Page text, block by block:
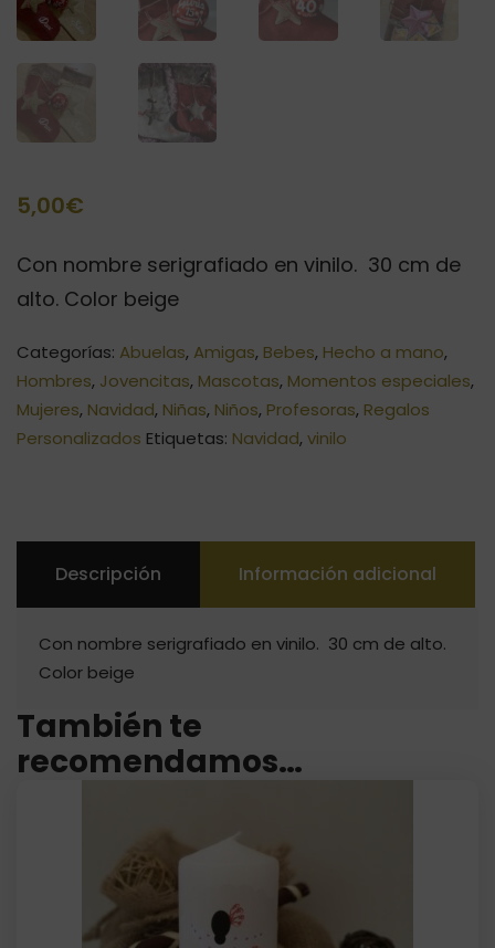
5,00€
Con nombre serigrafiado en vinilo. 30 cm de
alto. Color beige
Categorías: Abuelas, Amigas, Bebes, Hecho a mano,
Hombres, Jovencitas, Mascotas, Momentos especiales,
Mujeres, Navidad, Niñas, Niños, Profesoras, Regalos
Personalizados Etiquetas: Navidad, vinilo
Descripción Información adicional
Con nombre serigrafiado en vinilo. 30 cm de alto.
Color beige
También te
recomendamos…